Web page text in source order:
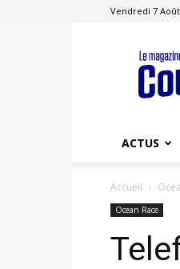
Vendredi 7
ACTUS
Accueil
Ocean Race